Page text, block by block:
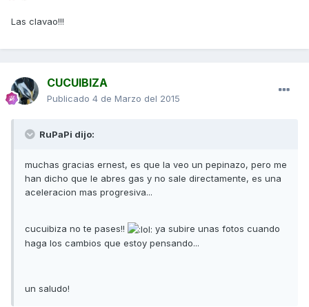
Las clavao!!!
CUCUIBIZA
Publicado 4 de Marzo del 2015
RuPaPi dijo:
muchas gracias ernest, es que la veo un pepinazo, pero me
han dicho que le abres gas y no sale directamente, es una
aceleracion mas progresiva...
cucuibiza no te pases!!
ya subire unas fotos cuando
haga los cambios que estoy pensando...
un saludo!